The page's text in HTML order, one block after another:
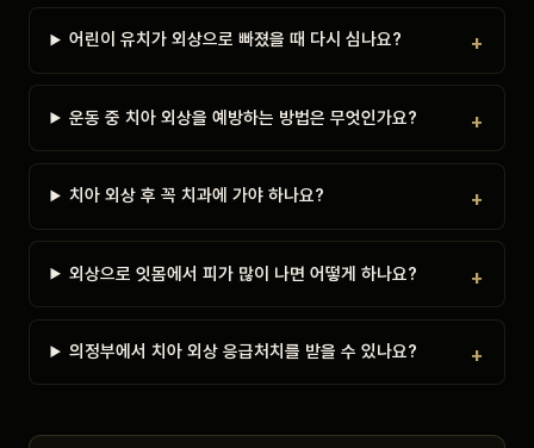
어린이 유치가 외상으로 빠졌을 때 다시 심나요?
운동 중 치아 외상을 예방하는 방법은 무엇인가요?
치아 외상 후 꼭 치과에 가야 하나요?
외상으로 잇몸에서 피가 많이 나면 어떻게 하나요?
의정부에서 치아 외상 응급처치를 받을 수 있나요?